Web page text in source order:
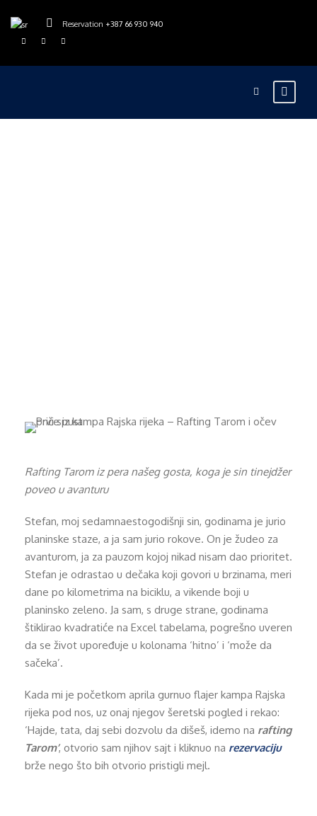
Reservation +387 66 930 940
Rafting Tarom iz pera našeg gosta, koga je sin tinejdžer
poveo u avanturu
Stefan, moj sedamnaestogodišnji sin, godinama je jurio
planinske staze, a ja sam jurio rokove. On je žudeo za
avanturom, ja za pauzom kojoj nikad nisam dao prioritet.
Stefan je odrastao u dečaka koji govori u brzinama, meri
dane po kilometrima na biciklu, a vikende boji u
planinsko zeleno. Ja sam, s druge strane, godinama
štiklirao kvadratiće na Excel tabelama, pogrešno uveren
da se život upoređuje u kolonama ‘hitno’ i ‘može da
sačeka’.
Kada mi je početkom aprila gurnuo flajer kampa Rajska
rijeka pod nos, uz onaj njegov šeretski pogled i rekao:
‘Hajde, tata, daj sebi dozvolu da dišeš, idemo na rafting
Tarom’, otvorio sam njihov sajt i kliknuo na rezervaciju
brže nego što bih otvorio pristigli mejl.